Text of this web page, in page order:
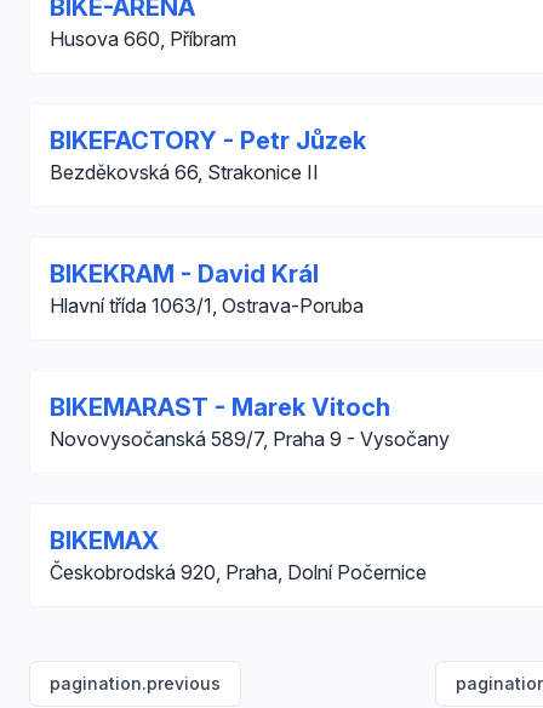
BIKE-ARENA
Husova 660, Příbram
BIKEFACTORY - Petr Jůzek
Bezděkovská 66, Strakonice II
BIKEKRAM - David Král
Hlavní třída 1063/1, Ostrava-Poruba
BIKEMARAST - Marek Vitoch
Novovysočanská 589/7, Praha 9 - Vysočany
BIKEMAX
Českobrodská 920, Praha, Dolní Počernice
pagination.previous